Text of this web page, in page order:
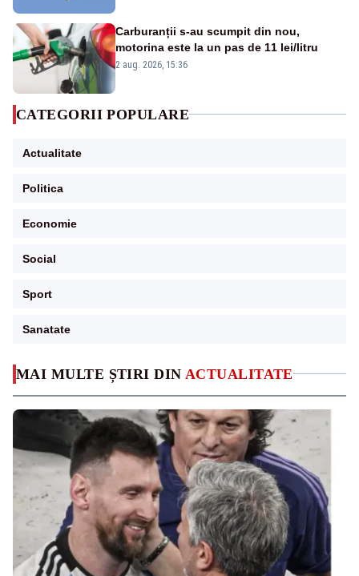
MAI MULTE ȘTIRI DIN ACTUALITATE
Carburanții s-au scumpit din nou,
motorina este la un pas de 11 lei/litru
2 aug. 2026, 15:36
CATEGORII POPULARE
Actualitate
Politica
Economie
Social
Sport
Sanatate